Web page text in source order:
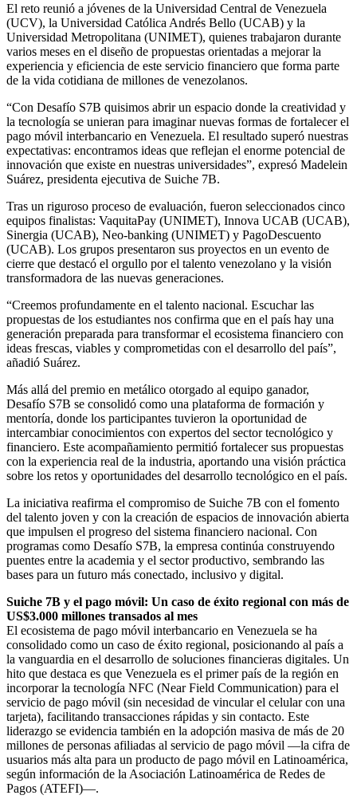
El reto reunió a jóvenes de la Universidad Central de Venezuela
(UCV), la Universidad Católica Andrés Bello (UCAB) y la
Universidad Metropolitana (UNIMET), quienes trabajaron durante
varios meses en el diseño de propuestas orientadas a mejorar la
experiencia y eficiencia de este servicio financiero que forma parte
de la vida cotidiana de millones de venezolanos.
“Con Desafío S7B quisimos abrir un espacio donde la creatividad y
la tecnología se unieran para imaginar nuevas formas de fortalecer el
pago móvil interbancario en Venezuela. El resultado superó nuestras
expectativas: encontramos ideas que reflejan el enorme potencial de
innovación que existe en nuestras universidades”, expresó Madelein
Suárez, presidenta ejecutiva de Suiche 7B.
Tras un riguroso proceso de evaluación, fueron seleccionados cinco
equipos finalistas: VaquitaPay (UNIMET), Innova UCAB (UCAB),
Sinergia (UCAB), Neo-banking (UNIMET) y PagoDescuento
(UCAB). Los grupos presentaron sus proyectos en un evento de
cierre que destacó el orgullo por el talento venezolano y la visión
transformadora de las nuevas generaciones.
“Creemos profundamente en el talento nacional. Escuchar las
propuestas de los estudiantes nos confirma que en el país hay una
generación preparada para transformar el ecosistema financiero con
ideas frescas, viables y comprometidas con el desarrollo del país”,
añadió Suárez.
Más allá del premio en metálico otorgado al equipo ganador,
Desafío S7B se consolidó como una plataforma de formación y
mentoría, donde los participantes tuvieron la oportunidad de
intercambiar conocimientos con expertos del sector tecnológico y
financiero. Este acompañamiento permitió fortalecer sus propuestas
con la experiencia real de la industria, aportando una visión práctica
sobre los retos y oportunidades del desarrollo tecnológico en el país.
La iniciativa reafirma el compromiso de Suiche 7B con el fomento
del talento joven y con la creación de espacios de innovación abierta
que impulsen el progreso del sistema financiero nacional. Con
programas como Desafío S7B, la empresa continúa construyendo
puentes entre la academia y el sector productivo, sembrando las
bases para un futuro más conectado, inclusivo y digital.
Suiche 7B y el pago móvil: Un caso de éxito regional con más de
US$3.000 millones transados al mes
El ecosistema de pago móvil interbancario en Venezuela se ha
consolidado como un caso de éxito regional, posicionando al país a
la vanguardia en el desarrollo de soluciones financieras digitales. Un
hito que destaca es que Venezuela es el primer país de la región en
incorporar la tecnología NFC (Near Field Communication) para el
servicio de pago móvil (sin necesidad de vincular el celular con una
tarjeta), facilitando transacciones rápidas y sin contacto. Este
liderazgo se evidencia también en la adopción masiva de más de 20
millones de personas afiliadas al servicio de pago móvil —la cifra de
usuarios más alta para un producto de pago móvil en Latinoamérica,
según información de la Asociación Latinoamérica de Redes de
Pagos (ATEFI)—.